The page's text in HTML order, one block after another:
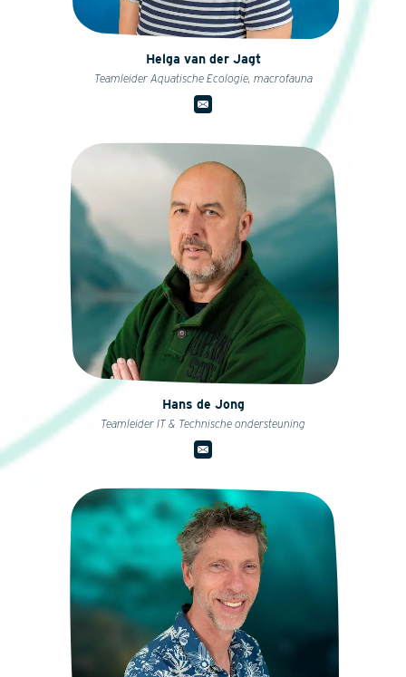
Helga van der Jagt
Teamleider Aquatische Ecologie, macrofauna
Hans de Jong
Teamleider IT & Technische ondersteuning